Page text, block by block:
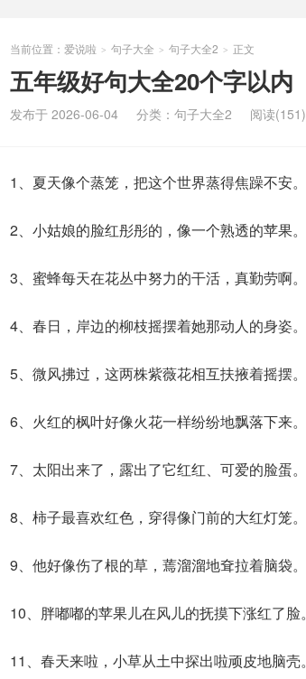
当前位置： 爱说啦 > 句子大全 > 句子大全2 > 正文
五年级好句大全20个字以内
发布于 2026-06-04 分类： 句子大全2 阅读(151)
1、夏天像个蒸笼，把这个世界蒸得焦躁不安。
2、小姑娘的脸红彤彤的，像一个熟透的苹果。
3、蜜蜂每天在花丛中努力的干活，真勤劳啊。
4、春日，岸边的柳枝摇摆着她那动人的身姿。
5、微风拂过，这两株紫薇花相互扶掖着摇摆。
6、火红的枫叶好像火花一样纷纷地飘落下来。
7、太阳出来了，露出了它红红、可爱的脸蛋。
8、柿子最喜欢红色，穿得像门前的大红灯笼。
9、他好像伤了根的草，蔫溜溜地耷拉着脑袋。
10、胖嘟嘟的苹果儿在风儿的抚摸下涨红了脸。
11、春天来啦，小草从土中探出啦顽皮地脑壳。